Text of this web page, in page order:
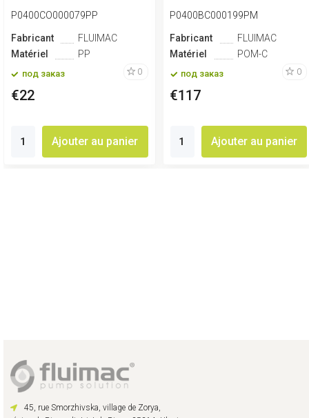
P0400CO000079PP
Fabricant
FLUIMAC
Matériel
PP
под заказ 0
€22
Ajouter au panier
P0400BC000199PM
Fabricant
FLUIMAC
Matériel
POM-C
под заказ 0
€117
Ajouter au panier
45, rue Smorzhivska, village de Zorya,